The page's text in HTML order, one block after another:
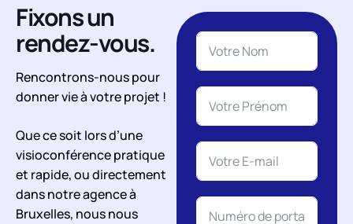
Fixons un
rendez-vous.
Rencontrons-nous pour
donner vie à votre projet !
Que ce soit lors d’une
visioconférence pratique
et rapide, ou directement
dans notre agence à
Bruxelles, nous nous